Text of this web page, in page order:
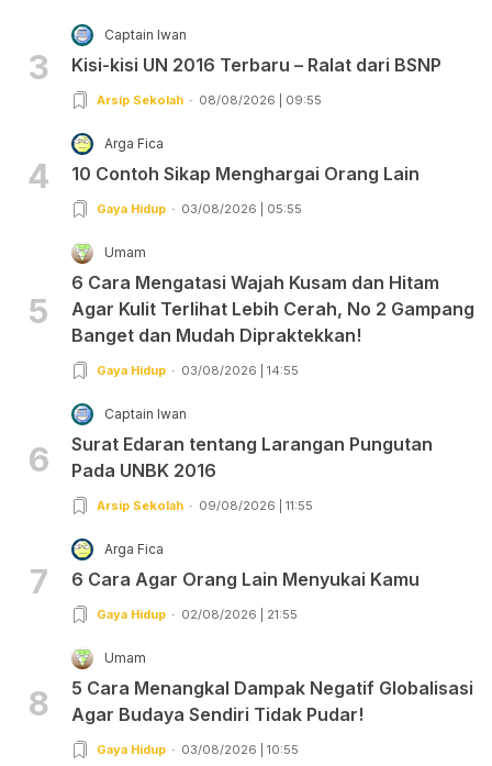
3
Captain Iwan
Kisi-kisi UN 2016 Terbaru – Ralat dari BSNP
Arsip Sekolah 08/08/2026 | 09:55
4
Arga Fica
10 Contoh Sikap Menghargai Orang Lain
Gaya Hidup 03/08/2026 | 05:55
5
Umam
6 Cara Mengatasi Wajah Kusam dan Hitam
Agar Kulit Terlihat Lebih Cerah, No 2 Gampang
Banget dan Mudah Dipraktekkan!
Gaya Hidup 03/08/2026 | 14:55
6
Captain Iwan
Surat Edaran tentang Larangan Pungutan
Pada UNBK 2016
Arsip Sekolah 09/08/2026 | 11:55
7
Arga Fica
6 Cara Agar Orang Lain Menyukai Kamu
Gaya Hidup 02/08/2026 | 21:55
8
Umam
5 Cara Menangkal Dampak Negatif Globalisasi
Agar Budaya Sendiri Tidak Pudar!
Gaya Hidup 03/08/2026 | 10:55